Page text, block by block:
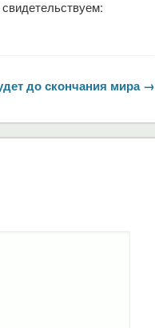
до скончания мира →